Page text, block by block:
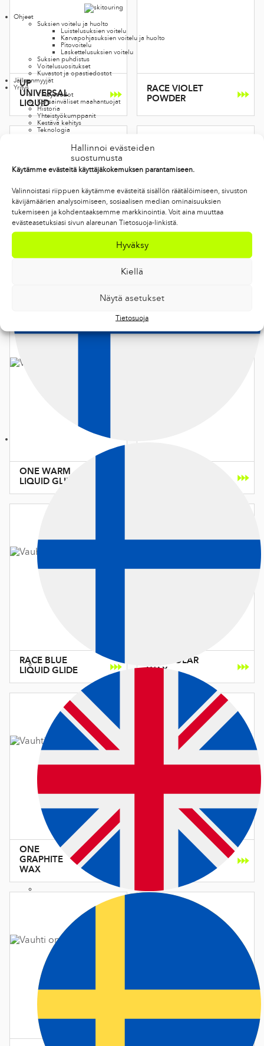
Hallinnoi evästeiden
suostumusta
Käytämme evästeitä käyttäjäkokemuksen parantamiseen.
Valinnoistasi riippuen käytämme evästeitä sisällön räätälöimiseen, sivuston
kävijämäärien analysoimiseen, sosiaalisen median ominaisuuksien
tukemiseen ja kohdentaaksemme markkinointia. Voit aina muuttaa
evästeasetuksiasi sivun alareunan Tietosuoja-linkistä.
Hyväksy
Kiellä
Näytä asetukset
Tietosuoja
Ohjeet
Suksien voitelu ja huolto
Luistelu­suksien voitelu
Karva­pohja­suksien voitelu ja huolto
Pito­voitelu
Laskettelu­suksien voitelu
Suksien puhdistus
Voitelusuositukset
Kuvastot ja opas­tiedostot
Jälleenmyyjät
Yritys
Yhteystiedot
Kansainväliset maahantuojat
Historia
Yhteistyökumppanit
Kestävä kehitys
Teknologia
Urheilijat kertovat
UP
UNIVERSAL
LIQUID
RACE VIOLET
POWDER
GLIDE WAX
ONE WARM
LIQUID GLIDE
RACE BLUE
LIQUID GLIDE
ONE POLAR
WAX
ONE
GRAPHITE
WAX